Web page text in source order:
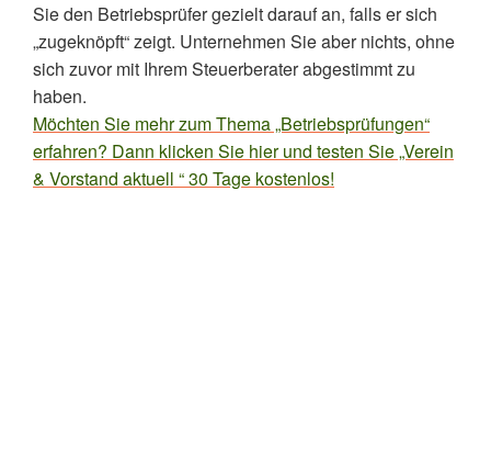
Sie den Betriebsprüfer gezielt darauf an, falls er sich
„zugeknöpft“ zeigt. Unternehmen Sie aber nichts, ohne
sich zuvor mit Ihrem Steuerberater abgestimmt zu
haben.
Möchten Sie mehr zum Thema „Betriebsprüfungen“
erfahren? Dann klicken Sie hier und testen Sie „Verein
& Vorstand aktuell “ 30 Tage kostenlos!